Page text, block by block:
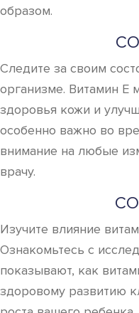
образом.
Следите за своим
организме. Витамин Е
здоровья кожи и
особенно важно во
внимание на любые
врачу.
Изучите влияние
Ознакомьтесь с
показывают, как
здоровому развитию